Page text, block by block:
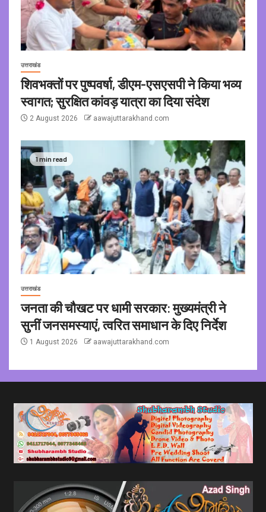
उत्तराखंड
शिवभक्तों पर पुष्पवर्षा, डीएम-एसएसपी ने किया भव्य
स्वागत; सुरक्षित कांवड़ यात्रा का दिया संदेश
2 August 2026 aawajuttarakhand.com
1 min read
उत्तराखंड
जनता की चौखट पर धामी सरकार: मुख्यमंत्री ने
सुनीं जनसमस्याएं, त्वरित समाधान के दिए निर्देश
1 August 2026 aawajuttarakhand.com